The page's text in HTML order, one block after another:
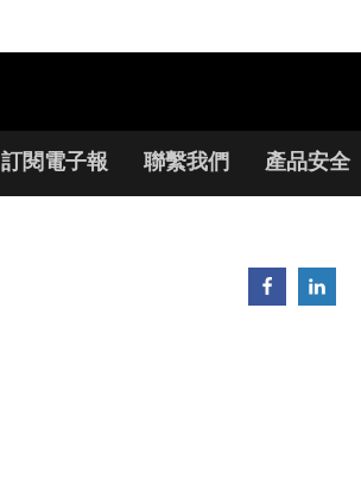
訂閱電子報 聯繫我們 產品安全